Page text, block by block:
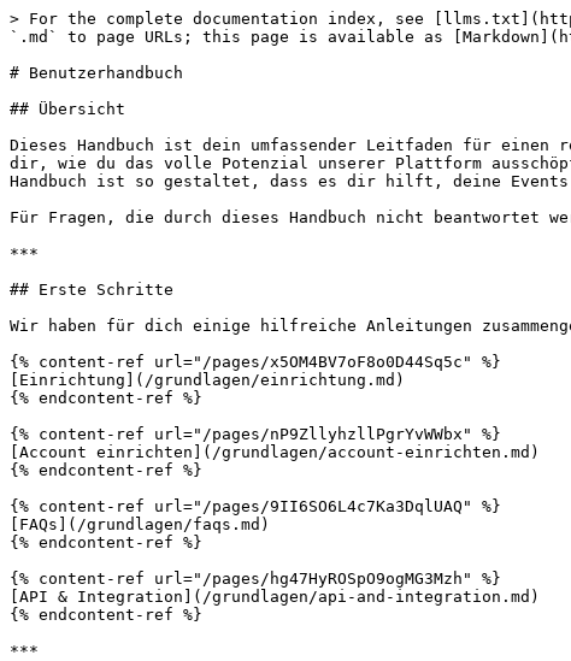
> For the complete documentation index, see
`.md` to page URLs; this page is available as
# Benutzerhandbuch
## Übersicht
Dieses Handbuch ist dein umfassender Leitfaden für
dir, wie du das volle Potenzial unserer Plattform
Handbuch ist so gestaltet, dass es dir hilft, deine
Für Fragen, die durch dieses Handbuch nicht beantwortet
***
## Erste Schritte
Wir haben für dich einige hilfreiche Anleitungen
{% content-ref url="/pages/x5OM4BV7oF8o0D44Sq5c" %}
[Einrichtung](/grundlagen/einrichtung.md)
{% endcontent-ref %}
{% content-ref url="/pages/nP9ZllyhzllPgrYvWWbx" %}
[Account einrichten](/grundlagen/account-einrichten.md)
{% endcontent-ref %}
{% content-ref url="/pages/9II6SO6L4c7Ka3DqlUAQ" %}
[FAQs](/grundlagen/faqs.md)
{% endcontent-ref %}
{% content-ref url="/pages/hg47HyROSpO9ogMG3Mzh" %}
[API & Integration](/grundlagen/api-and-integration.md)
{% endcontent-ref %}
***